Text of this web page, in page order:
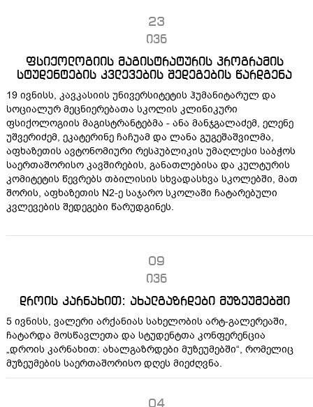
23
ივნ
ფსიქოლოგიის მაგისტრატურის პროგრამის
სტუდენტების კვლევების შედეგების წარდგენა
19 ივნისს, კავკასიის უნივერსიტეტის ჰუმანიტარულ და
სოციალურ მეცნიერებათა სკოლის კლინიკური
ფსიქოლოგიის მაგისტრანტებმა - ანა მანჯგალაძემ, ელენე
უშვერიძემ, ეკატერინე ჩაჩუამ და ლანა გუგეშაშვილმა,
აფხაზეთის ავტონომიური რესპუბლიკის უმაღლესი საბჭოს
საერთაშორისო კავშირების, განათლებისა და კულტურის
კომიტეტის წევრებს თბილისის სხვადასხვა სკოლებში, მათ
შორის, აფხაზეთის N2-ე საჯარო სკოლაში ჩატარებული
კვლევების შედეგები წარუდგინეს.
09
ივნ
დროის კარნახით: ახალგაზრდები მუზეუმებში
5 ივნისს, ვალერი არქანიას სახელობის არტ-გალერეაში,
ჩატარდა მოსწავლეთა და სტუდენტთა კონფერენცია
„დროის კარნახით: ახალგაზრდები მუზეუმებში“, რომელიც
მუზეუმების საერთაშორისო დღეს მიეძღვნა.
04